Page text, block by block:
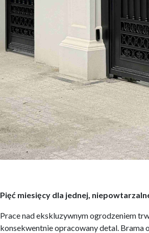
Pięć miesięcy dla jednej,
Prace nad ekskluzywnym ogrodzeniem
konsekwentnie opracowany detal. Brama